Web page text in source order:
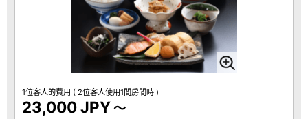
1位客人的費用 ( 2位客人使用1間房間時 )
23,000 JPY～